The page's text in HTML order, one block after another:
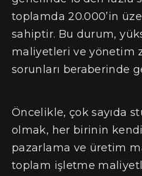
toplamda 20.000’in
sahiptir. Bu durum,
maliyetleri ve yönetim
sorunları beraberinde
Öncelikle, çok sayıda
olmak, her birinin
pazarlama ve üretim
toplam işletme